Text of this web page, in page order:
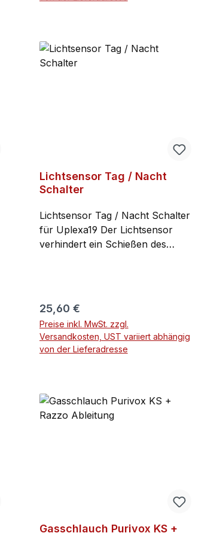
Lichtsensor Tag / Nacht
Schalter
Lichtsensor Tag / Nacht Schalter
für Uplexa19 Der Lichtsensor
verhindert ein Schießen des
Zustand in einer
Elektronikeinheit. Die
Elektronikeinheit ist NICHT Teil
des Lieferumfangs
Regulärer Preis:
25,60 €
Preise inkl. MwSt. zzgl.
Versandkosten, UST variiert abhängig
von der Lieferadresse
Gasschlauch Purivox KS +